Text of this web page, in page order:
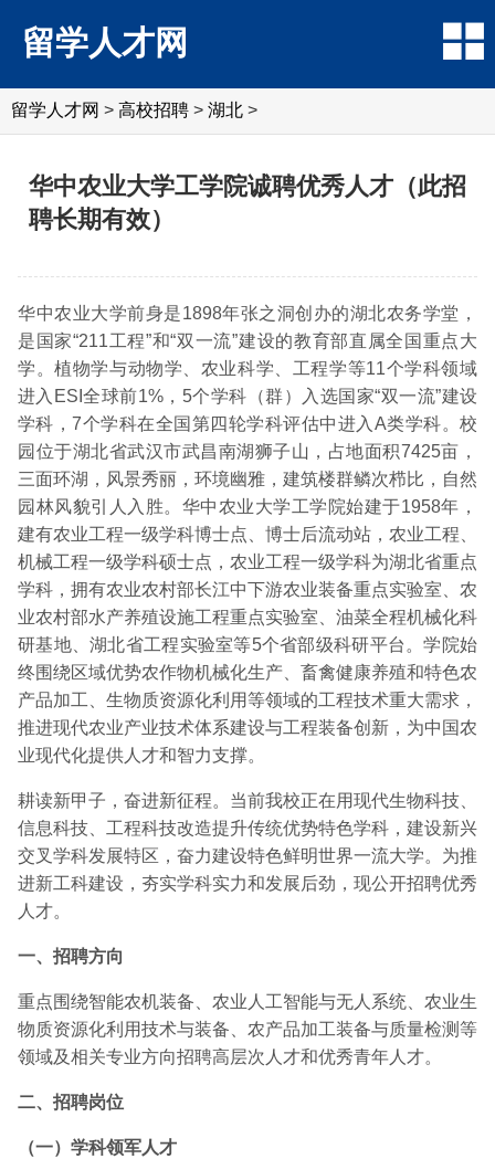
留学人才网
留学人才网 > 高校招聘 > 湖北 >
华中农业大学工学院诚聘优秀人才（此招
聘长期有效）
华中农业大学前身是1898年张之洞创办的湖北农务学堂，
是国家“211工程”和“双一流”建设的教育部直属全国重点大
学。植物学与动物学、农业科学、工程学等11个学科领域
进入ESI全球前1%，5个学科（群）入选国家“双一流”建设
学科，7个学科在全国第四轮学科评估中进入A类学科。校
园位于湖北省武汉市武昌南湖狮子山，占地面积7425亩，
三面环湖，风景秀丽，环境幽雅，建筑楼群鳞次栉比，自然
园林风貌引人入胜。华中农业大学工学院始建于1958年，
建有农业工程一级学科博士点、博士后流动站，农业工程、
机械工程一级学科硕士点，农业工程一级学科为湖北省重点
学科，拥有农业农村部长江中下游农业装备重点实验室、农
业农村部水产养殖设施工程重点实验室、油菜全程机械化科
研基地、湖北省工程实验室等5个省部级科研平台。学院始
终围绕区域优势农作物机械化生产、畜禽健康养殖和特色农
产品加工、生物质资源化利用等领域的工程技术重大需求，
推进现代农业产业技术体系建设与工程装备创新，为中国农
业现代化提供人才和智力支撑。
耕读新甲子，奋进新征程。当前我校正在用现代生物科技、
信息科技、工程科技改造提升传统优势特色学科，建设新兴
交叉学科发展特区，奋力建设特色鲜明世界一流大学。为推
进新工科建设，夯实学科实力和发展后劲，现公开招聘优秀
人才。
一、招聘方向
重点围绕智能农机装备、农业人工智能与无人系统、农业生
物质资源化利用技术与装备、农产品加工装备与质量检测等
领域及相关专业方向招聘高层次人才和优秀青年人才。
二、招聘岗位
（一）学科领军人才